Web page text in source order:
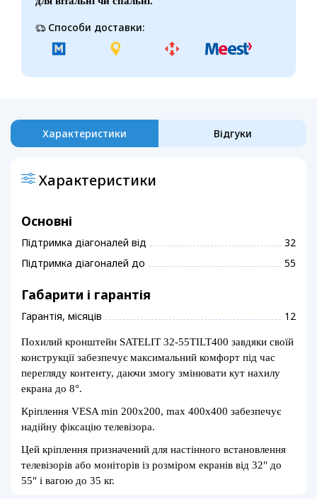
Способи доставки:
Характеристики Відгуки
Характеристики
Основні
Підтримка діагоналей від
32
Підтримка діагоналей до
55
Габарити і гарантія
Гарантія, місяців 12
Похилий кронштейн SATELIT 32-55TILT400 завдяки своїй
конструкції забезпечує максимальний комфорт під час
перегляду контенту, даючи змогу змінювати кут нахилу
екрана до 8°.
Кріплення VESA min 200x200, max 400x400 забезпечує
надійну фіксацію телевізора.
Цей кріплення призначений для настінного встановлення
телевізорів або моніторів із розміром екранів від 32" до
55" і вагою до 35 кг.